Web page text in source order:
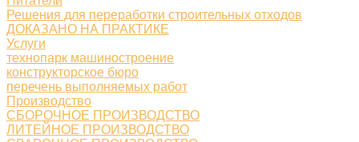
Решения для переработки строительных отходов
ДОКАЗАНО НА ПРАКТИКЕ
Услуги
технопарк машиностроение
конструкторское бюро
перечень выполняемых работ
Производство
СБОРОЧНОЕ ПРОИЗВОДСТВО
ЛИТЕЙНОЕ ПРОИЗВОДСТВО